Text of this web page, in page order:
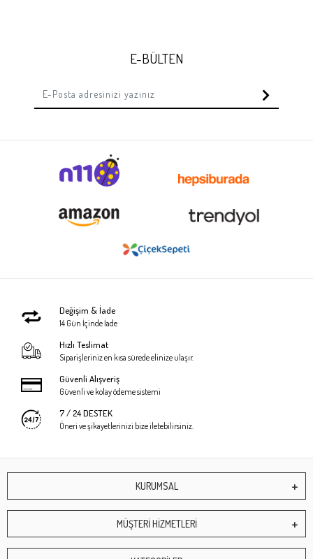
E-BÜLTEN
Değişim & İade
14 Gün İçinde İade
Hızlı Teslimat
Siparişleriniz en kısa sürede elinize ulaşır.
Güvenli Alışveriş
Güvenli ve kolay ödeme sistemi
7 / 24 DESTEK
Öneri ve şikayetlerinizi bize iletebilirsiniz.
KURUMSAL
MÜŞTERİ HİZMETLERİ